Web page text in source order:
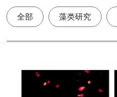
全部 藻类研究